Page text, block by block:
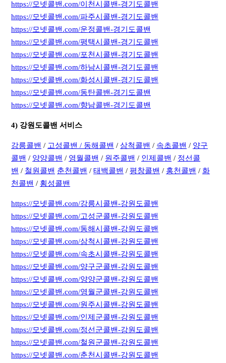
https://모넷콜밴.com/이천시콜밴-경기도콜밴
https://모넷콜밴.com/파주시콜밴-경기도콜밴
https://모넷콜밴.com/운정콜밴-경기도콜밴
https://모넷콜밴.com/평택시콜밴-경기도콜밴
https://모넷콜밴.com/포천시콜밴-경기도콜밴
https://모넷콜밴.com/하남시콜밴-경기도콜밴
https://모넷콜밴.com/화성시콜밴-경기도콜밴
https://모넷콜밴.com/동탄콜밴-경기도콜밴
https://모넷콜밴.com/향남콜밴-경기도콜밴
4) 강원도콜밴 서비스
강릉콜밴 / 고성콜밴 / 동해콜밴 /삼척콜밴 / 속초콜밴 / 양구
콜밴 / 양양콜밴 / 영월콜밴 / 원주콜밴 / 인제콜밴 / 정선콜
밴 / 철원콜밴 춘천콜밴 /태백콜밴 / 평창콜밴 / 홍천콜밴 /화
천콜밴 / 횡성콜밴
https://모넷콜밴.com/강릉시콜밴-강원도콜밴
https://모넷콜밴.com/고성군콜밴-강원도콜밴
https://모넷콜밴.com/동해시콜밴-강원도콜밴
https://모넷콜밴.com/삼척시콜밴-강원도콜밴
https://모넷콜밴.com/속초시콜밴-강원도콜밴
https://모넷콜밴.com/양구군콜밴-강원도콜밴
https://모넷콜밴.com/양양군콜밴-강원도콜밴
https://모넷콜밴.com/영월군콜밴-강원도콜밴
https://모넷콜밴.com/원주시콜밴-강원도콜밴
https://모넷콜밴.com/인제군콜밴-강원도콜밴
https://모넷콜밴.com/정선군콜밴-강원도콜밴
https://모넷콜밴.com/철원군콜밴-강원도콜밴
https://모넷콜밴.com/춘천시콜밴-강원도콜밴